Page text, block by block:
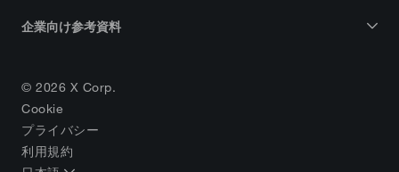
企業向け参考資料
© 2026 X Corp.
Cookie
プライバシー
利用規約